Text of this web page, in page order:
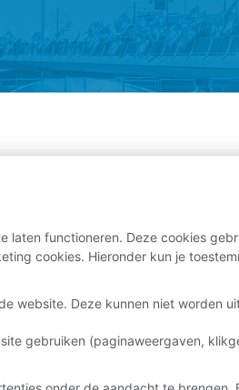
functioneren. Deze cookies
cookies. Hieronder kun je
website. Deze kunnen niet worden
gebruiken (paginaweergaven,